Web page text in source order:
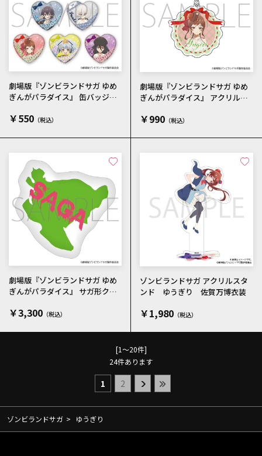
劇場版『ゾンビランドサガ ゆめ
ぎんがパラダイス』 缶バッジコ
￥550
劇場版『ゾンビランドサガ ゆめ
ぎんがパラダイス』 アクリルキ
￥990
劇場版『ゾンビランドサガ ゆめ
ぎんがパラダイス』 サガ形クッ
￥3,300
ゾンビランドサガ アクリルスタ
ンド ゆうぎり 佐賀万博衣装
￥1,980
[1～20件]
24件あります
1 2
ゾンビランドサガ > ゆうぎり